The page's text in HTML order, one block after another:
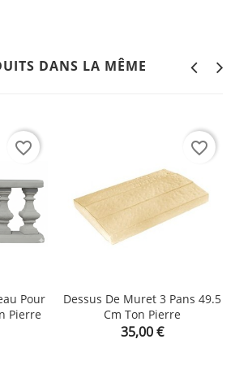
DANS LA MÊME
Pour
Pierre
favorite_border
Dessus De Muret 3 Pans 49.5
Cm Ton Pierre
Prix
35,00 €
favorite_border